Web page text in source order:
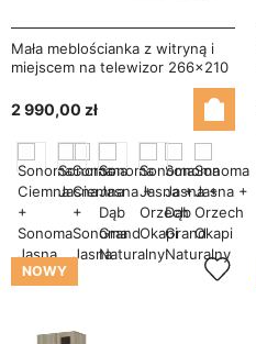
Mała meblościanka z witryną i
miejscem na telewizor 266×210
cm Sonoma Ciemna / Sonoma
Jasna – APOLLO
2 990,00 zł
NOWY